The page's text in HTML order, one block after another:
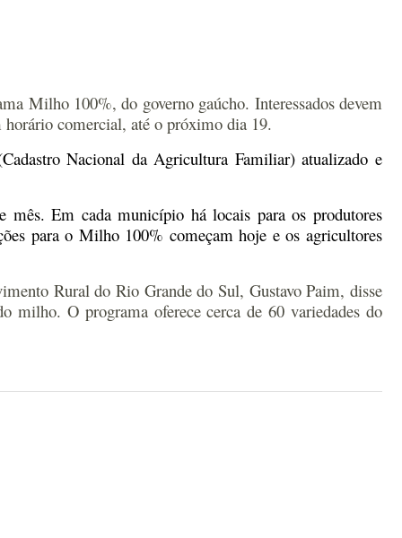
Milho 100%, do governo gaúcho. Interessados devem
comercial, até o próximo dia 19.
Nacional da Agricultura Familiar) atualizado e
mês.Em cada município há locais para os produtores
para o Milho 100% começam hoje e os agricultores
Rural do Rio Grande do Sul, Gustavo Paim, disse
milho. O programa oferece cerca de 60 variedades do